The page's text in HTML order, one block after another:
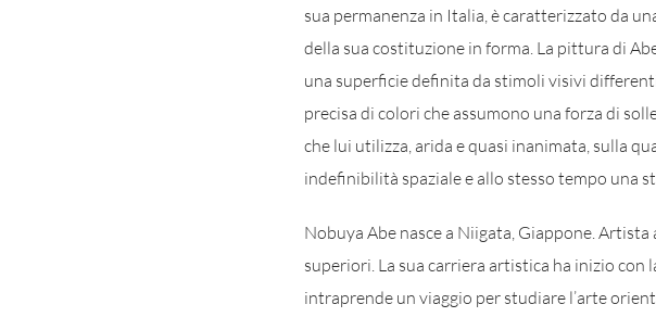
sua permanenza in Italia, è caratterizzato da
della sua costituzione in forma. La pittura di
una superficie definita da stimoli visivi
precisa di colori che assumono una forza di
che lui utilizza, arida e quasi inanimata, sulla
indefinibilità spaziale e allo stesso tempo una
Nobuya Abe nasce a Niigata, Giappone.
superiori. La sua carriera artistica ha inizio
intraprende un viaggio per studiare l’arte